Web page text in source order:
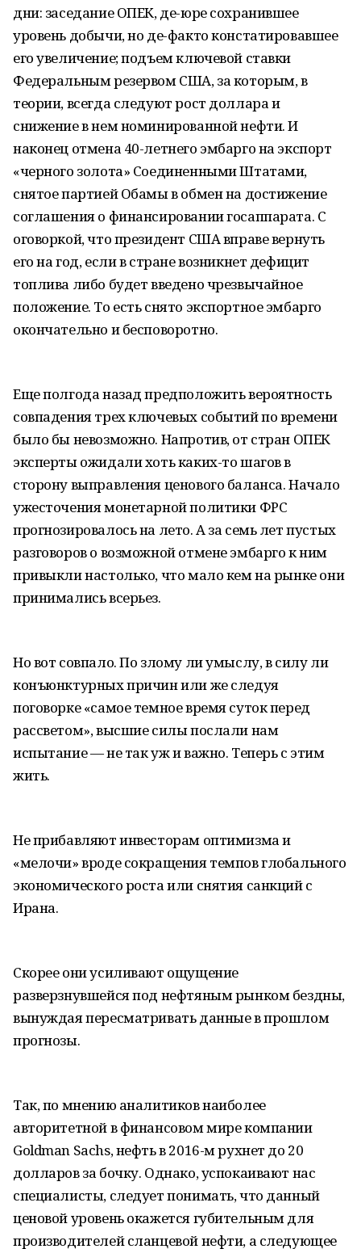
дни: заседание ОПЕК, де-юре сохранившее
уровень добычи, но де-факто констатировавшее
его увеличение; подъем ключевой ставки
Федеральным резервом США, за которым, в
теории, всегда следуют рост доллара и
снижение в нем номинированной нефти. И
наконец отмена 40-летнего эмбарго на экспорт
«черного золота» Соединенными Штатами,
снятое партией Обамы в обмен на достижение
соглашения о финансировании госаппарата. С
оговоркой, что президент США вправе вернуть
его на год, если в стране возникнет дефицит
топлива либо будет введено чрезвычайное
положение. То есть снято экспортное эмбарго
окончательно и бесповоротно.
Еще полгода назад предположить вероятность
совпадения трех ключевых событий по времени
было бы невозможно. Напротив, от стран ОПЕК
эксперты ожидали хоть каких-то шагов в
сторону выправления ценового баланса. Начало
ужесточения монетарной политики ФРС
прогнозировалось на лето. А за семь лет пустых
разговоров о возможной отмене эмбарго к ним
привыкли настолько, что мало кем на рынке они
принимались всерьез.
Но вот совпало. По злому ли умыслу, в силу ли
конъюнктурных причин или же следуя
поговорке «самое темное время суток перед
рассветом», высшие силы послали нам
испытание — не так уж и важно. Теперь с этим
жить.
Не прибавляют инвесторам оптимизма и
«мелочи» вроде сокращения темпов глобального
экономического роста или снятия санкций с
Ирана.
Скорее они усиливают ощущение
разверзнувшейся под нефтяным рынком бездны,
вынуждая пересматривать данные в прошлом
прогнозы.
Так, по мнению аналитиков наиболее
авторитетной в финансовом мире компании
Goldman Sachs, нефть в 2016-м рухнет до 20
долларов за бочку. Однако, успокаивают нас
специалисты, следует понимать, что данный
ценовой уровень окажется губительным для
производителей сланцевой нефти, а следующее